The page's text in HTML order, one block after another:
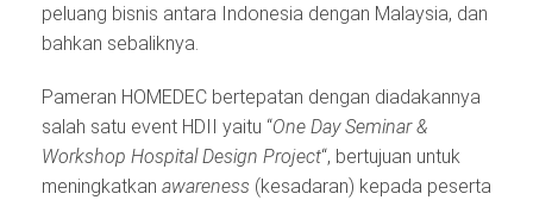
peluang bisnis antara Indonesia dengan Malaysia, dan
bahkan sebaliknya.
Pameran HOMEDEC bertepatan dengan diadakannya
salah satu event HDII yaitu “One Day Seminar &
Workshop Hospital Design Project“, bertujuan untuk
meningkatkan awareness (kesadaran) kepada peserta